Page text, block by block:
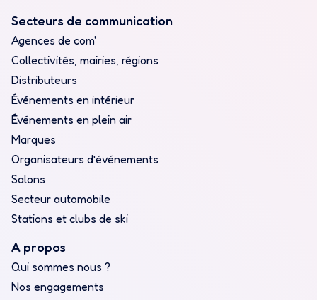
Secteurs de communication
Agences de com'
Collectivités, mairies, régions
Distributeurs
Événements en intérieur
Événements en plein air
Marques
Organisateurs d’événements
Salons
Secteur automobile
Stations et clubs de ski
A propos
Qui sommes nous ?
Nos engagements